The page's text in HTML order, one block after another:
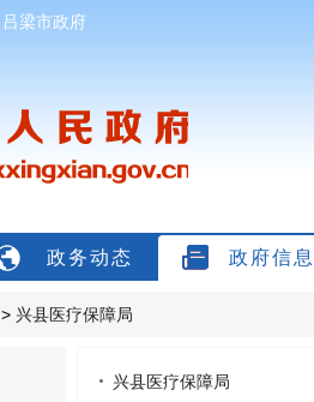
吕梁市政府
政务动态 政府信
> 兴县医疗保障局
兴县医疗保障局